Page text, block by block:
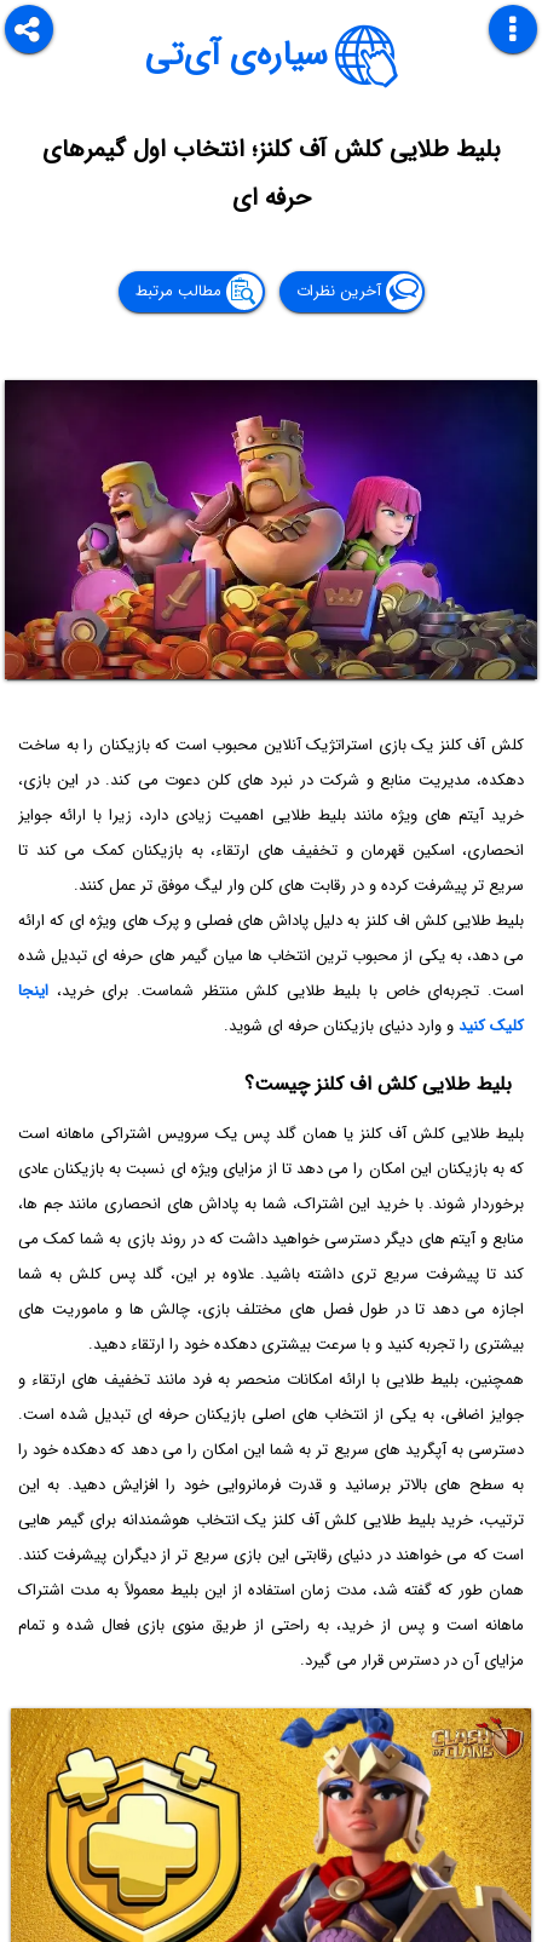
سیاره‌ی آی‌تی
بلیط طلایی کلش آف کلنز؛ انتخاب اول گیمرهای
حرفه ‌ای
آخرین نظرات مطالب مرتبط
کلش آف کلنز یک بازی استراتژیک آنلاین محبوب است که بازیکنان را به ساخت
دهکده، مدیریت منابع و شرکت در نبرد های کلن دعوت می ‌کند. در این بازی،
خرید آیتم‌ های ویژه مانند بلیط طلایی اهمیت زیادی دارد، زیرا با ارائه جوایز
انحصاری، اسکین قهرمان و تخفیف ‌های ارتقاء، به بازیکنان کمک می ‌کند تا
سریع ‌تر پیشرفت کرده و در رقابت ‌های کلن وار لیگ موفق‌ تر عمل کنند.
بلیط طلایی کلش اف کلنز به دلیل پاداش‌ های فصلی و پرک ‌های ویژه ‌ای که ارائه
می ‌دهد، به یکی از محبوب‌ ترین انتخاب‌ ها میان گیمر های حرفه ‌ای تبدیل شده
است. تجربه‌ای خاص با بلیط طلایی کلش منتظر شماست. برای خرید، اینجا
کلیک کنیدو وارد دنیای بازیکنان حرفه ای شوید.
بلیط طلایی کلش اف کلنز چیست؟
بلیط طلایی کلش آف کلنز یا همان گلد پس یک سرویس اشتراکی ماهانه است
که به بازیکنان این امکان را می ‌دهد تا از مزایای ویژه‌ ای نسبت به بازیکنان عادی
برخوردار شوند. با خرید این اشتراک، شما به پاداش ‌های انحصاری مانند جم‌ ها،
منابع و آیتم‌ های دیگر دسترسی خواهید داشت که در روند بازی به شما کمک می‌
کند تا پیشرفت سریع‌ تری داشته باشید. علاوه بر این، گلد پس کلش به شما
اجازه می ‌دهد تا در طول فصل‌ های مختلف بازی، چالش ‌ها و ماموریت ‌های
بیشتری را تجربه کنید و با سرعت بیشتری دهکده خود را ارتقاء دهید.
همچنین، بلیط طلایی با ارائه امکانات منحصر به فرد مانند تخفیف‌ های ارتقاء و
جوایز اضافی، به یکی از انتخاب ‌های اصلی بازیکنان حرفه ‌ای تبدیل شده است.
دسترسی به آپگرید های سریع‌ تر به شما این امکان را می دهد که دهکده خود را
به سطح ‌های بالاتر برسانید و قدرت فرمانروایی خود را افزایش دهید. به این
ترتیب، خرید بلیط طلایی کلش آف کلنز یک انتخاب هوشمندانه برای گیمر هایی
است که می ‌خواهند در دنیای رقابتی این بازی سریع ‌تر از دیگران پیشرفت کنند.
همان طور که گفته شد، مدت زمان استفاده از این بلیط معمولاً به مدت اشتراک
ماهانه است و پس از خرید، به ‌راحتی از طریق منوی بازی فعال شده و تمام
مزایای آن در دسترس قرار می‌ گیرد.